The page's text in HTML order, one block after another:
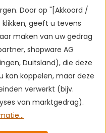
Door op "[Akkoord /
geeft u tevens
maken van uw gedrag
shopware AG
Duitsland), die deze
kan koppelen, maar deze
verwerkt (bijv.
van marktgedrag).